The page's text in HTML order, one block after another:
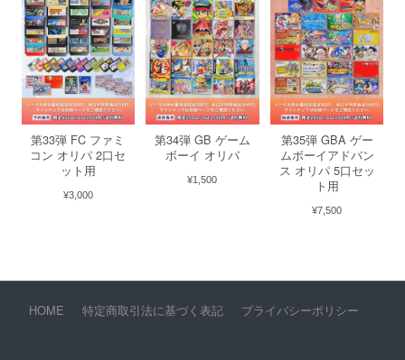
第33弾 FC ファミ
コン オリパ 2口セ
ット用
¥3,000
第34弾 GB ゲーム
ボーイ オリパ
¥1,500
第35弾 GBA ゲー
ムボーイアドバン
ス オリパ 5口セッ
ト用
¥7,500
HOME 特定商取引法に基づく表記 プライバシーポリシー